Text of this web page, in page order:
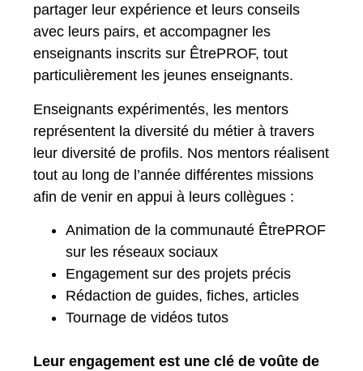
partager leur expérience et leurs conseils
avec leurs pairs, et accompagner les
enseignants inscrits sur ÊtrePROF, tout
particulièrement les jeunes enseignants.
Enseignants expérimentés, les mentors
représentent la diversité du métier à travers
leur diversité de profils. Nos mentors réalisent
tout au long de l’année différentes missions
afin de venir en appui à leurs collègues :
Animation de la communauté ÊtrePROF
sur les réseaux sociaux
Engagement sur des projets précis
Rédaction de guides, fiches, articles
Tournage de vidéos tutos
Leur engagement est une clé de voûte de